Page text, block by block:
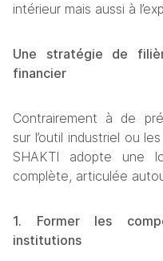
intérieur mais aussi à
Une stratégie de
financier
Contrairement à de
sur l’outil industriel ou
SHAKTI adopte une
complète, articulée
1. Former les
institutions